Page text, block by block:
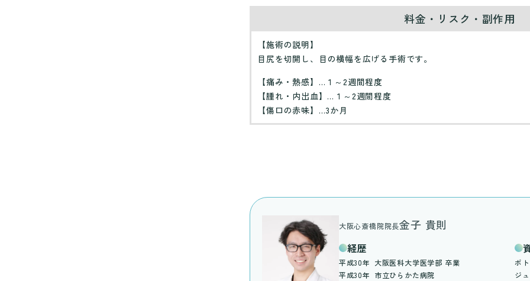
料金・リスク・副作用
【施術の説明】
目尻を切開し、目の横幅を広げる手術です。
【痛み・熱感】…１～2週間程度
【腫れ・内出血】…１～2週間程度
【傷口の赤味】…3か月
大阪心斎橋院院長金子 貴則
経歴
平成30年 大阪医科大学医学部 卒業
平成30年 市立ひらかた病院
ボ
ジ